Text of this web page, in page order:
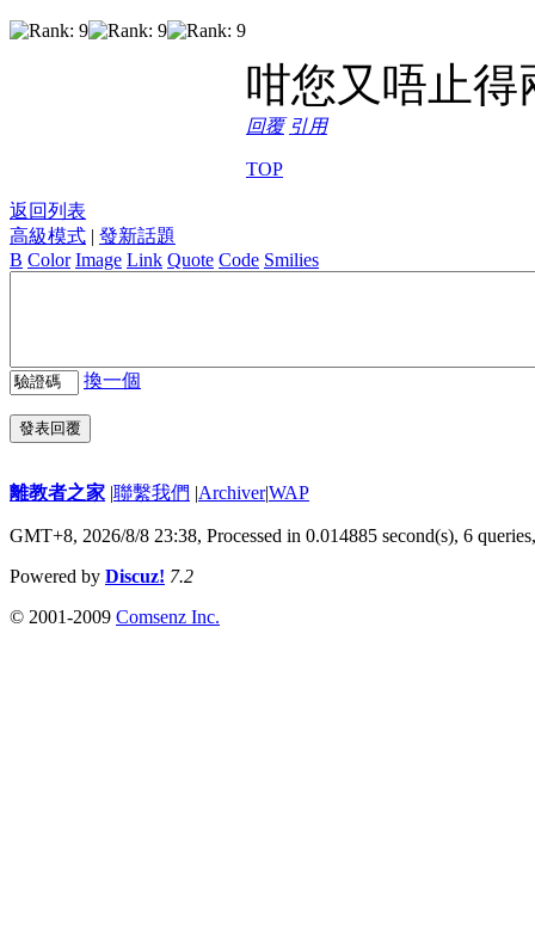
咁您又唔止得
回覆 引用
TOP
返回列表
高級模式 | 發新話題
B Color Image Link Quote Code Smilies
換一個
發表回覆
離教者之家 |聯繫我們 |Archiver|WAP
GMT+8, 2026/8/8 23:38, Processed in 0.014885 second(s), 6
Powered by Discuz! 7.2
© 2001-2009 Comsenz Inc.